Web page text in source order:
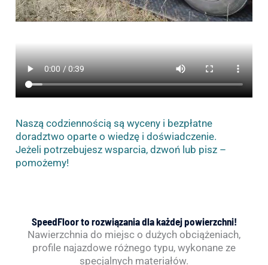
Naszą codziennością są wyceny i bezpłatne
doradztwo oparte o wiedzę i doświadczenie.
Jeżeli potrzebujesz wsparcia, dzwoń lub pisz –
pomożemy!
SpeedFloor to rozwiązania dla każdej powierzchni!
Nawierzchnia do miejsc o dużych obciążeniach,
profile najazdowe różnego typu, wykonane ze
specjalnych materiałów.